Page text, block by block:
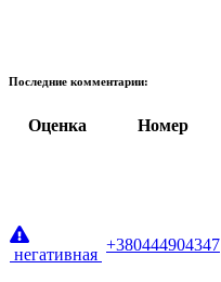
Последние комментарии:
Оценка Номер
негативная
+380444904347